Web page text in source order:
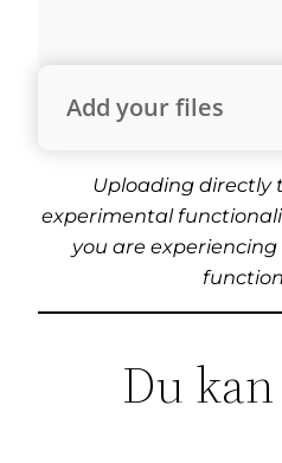
Add your files
Uploading directly
experimental
you are
Du